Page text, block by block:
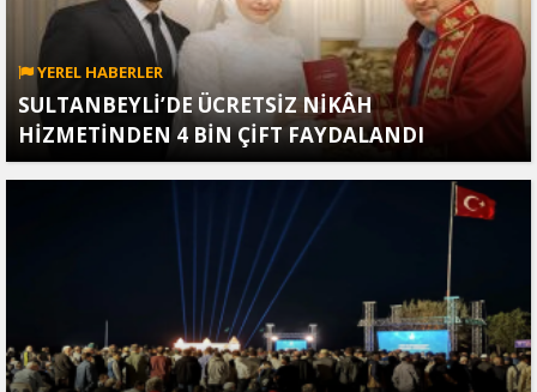
YEREL HABERLER
SULTANBEYLİ’DE ÜCRETSİZ NİKÂH
HİZMETİNDEN 4 BİN ÇİFT FAYDALANDI